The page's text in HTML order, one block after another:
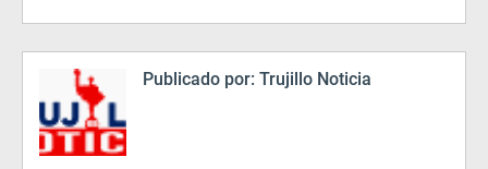
Publicado por: Trujillo Noticia